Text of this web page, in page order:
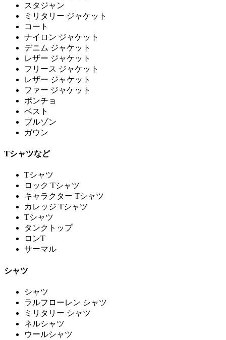
スタジャン
ミリタリー ジャケット
コート
ナイロン ジャケット
デニム ジャケット
レザー ジャケット
フリース ジャケット
レザー ジャケット
ファー ジャケット
ポンチョ
ベスト
ブルゾン
ガウン
Tシャツなど
Tシャツ
ロック Tシャツ
キャラクター Tシャツ
カレッジ Tシャツ
Tシャツ
タンクトップ
ロンT
サーマル
シャツ
シャツ
ラルフローレン シャツ
ミリタリー シャツ
ネルシャツ
ウールシャツ